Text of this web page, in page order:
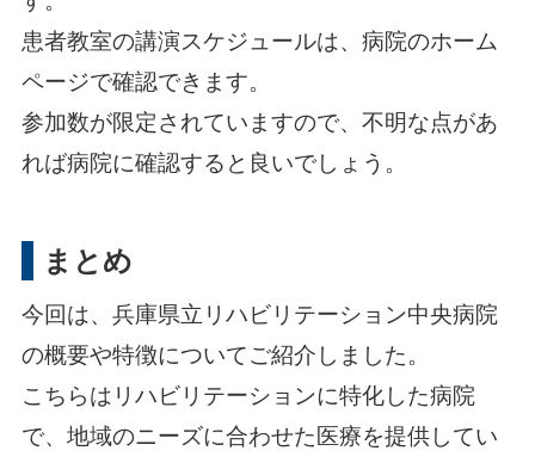
患者教室の講演スケジュールは、病院のホーム
ページで確認できます。
参加数が限定されていますので、不明な点があ
れば病院に確認すると良いでしょう。
まとめ
今回は、兵庫県立リハビリテーション中央病院
の概要や特徴についてご紹介しました。
こちらはリハビリテーションに特化した病院
で、地域のニーズに合わせた医療を提供してい